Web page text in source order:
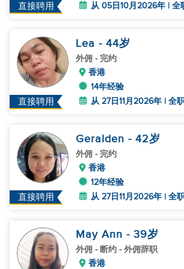
直接聘用
从 05日10月2026年 | 全
直接聘用
Lea - 44岁
外佣 - 完约
香港
14年经验
从 27日11月2026年 | 全
直接聘用
Geralden - 42岁
外佣 - 完约
香港
12年经验
从 27日11月2026年 | 全
May Ann - 39岁
外佣 - 断约 - 外佣辞职
香港